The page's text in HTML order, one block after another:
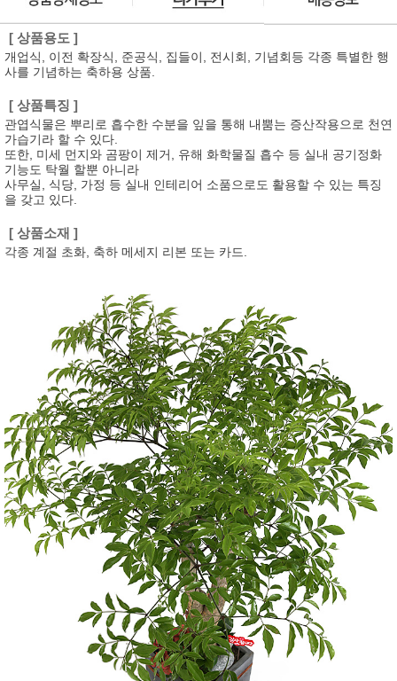
[ 상품용도 ]
개업식, 이전 확장식, 준공식, 집들이, 전시회, 기념회등 각종 특별한 행
사를 기념하는 축하용 상품.
[ 상품특징 ]
관엽식물은 뿌리로 흡수한 수분을 잎을 통해 내뿜는 증산작용으로 천연
가습기라 할 수 있다.
또한, 미세 먼지와 곰팡이 제거, 유해 화학물질 흡수 등 실내 공기정화
기능도 탁월 할뿐 아니라
사무실, 식당, 가정 등 실내 인테리어 소품으로도 활용할 수 있는 특징
을 갖고 있다.
[ 상품소재 ]
각종 계절 초화, 축하 메세지 리본 또는 카드.